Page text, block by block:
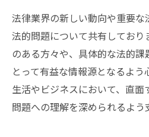
法律業界の新しい動向や重要
法的問題について共有してお
のある方々や、具体的な法的
とって有益な情報源となるよ
生活やビジネスにおいて、直
問題への理解を深められるよう